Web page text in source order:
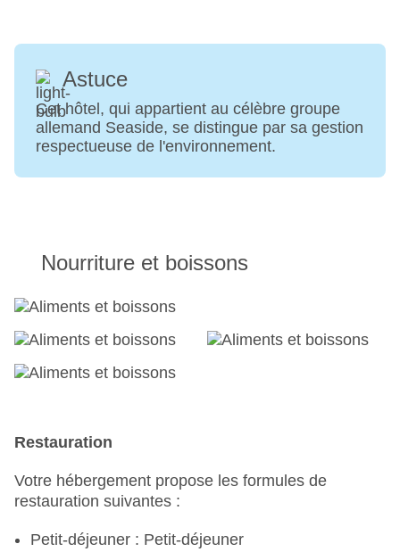
Possibilités de stationnement : parking (selon
disponibilité), non surveillé : gratuit, aucune
demande ni réservation nécessaire
Équipements de réunion : salles de conférence :
2, salles de réunion climatisées, lumière naturelle,
matériel de réunion : payant, Coffee Breaks:
Astuce
Cet hôtel, qui appartient au célèbre groupe
allemand Seaside, se distingue par sa gestion
respectueuse de l'environnement.
Nourriture et boissons
Restauration
Votre hébergement propose les formules de
restauration suivantes :
Petit-déjeuner : Petit-déjeuner